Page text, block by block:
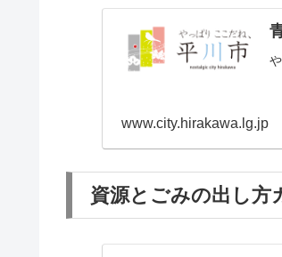
www.city.hirakawa.lg.jp
資源とごみの出し方